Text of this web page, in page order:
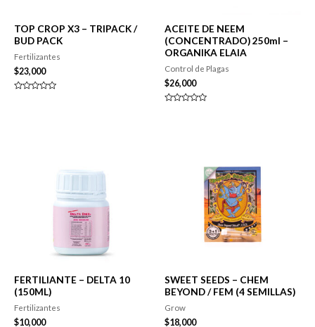
TOP CROP X3 – TRIPACK /
BUD PACK
Fertilizantes
$23,000
ACEITE DE NEEM
(CONCENTRADO) 250ml –
ORGANIKA ELAIA
Control de Plagas
$26,000
FERTILIANTE – DELTA 10
(150ML)
Fertilizantes
$10,000
SWEET SEEDS – CHEM
BEYOND / FEM (4 SEMILLAS)
Grow
$18,000